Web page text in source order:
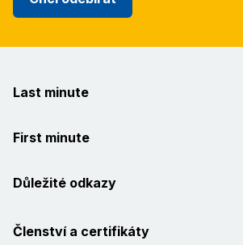
Last minute
First minute
Důležité odkazy
Členství a certifikáty